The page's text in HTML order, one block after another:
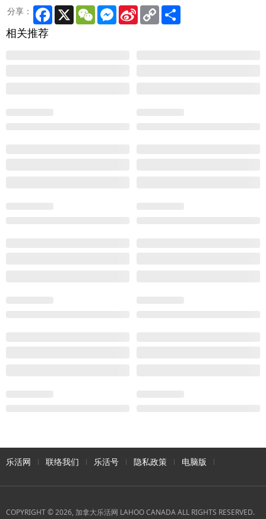
分享： Facebook
X WeChatMessenger
Sina
Weibo
Copy
Link
相关推荐
乐活网 联络我们 乐活号 隐私政策 电脑版
COPYRIGHT © 2026, 加拿大乐活网 LAHOO CANADA ALL RIGHTS RESERVED.